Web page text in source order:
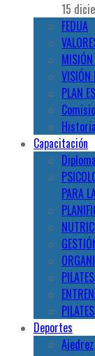
15
FEDUA
MISIÓN
VISIÓN
PLAN
Historia
Capacitación
PARA
Deportes
Ajedrez